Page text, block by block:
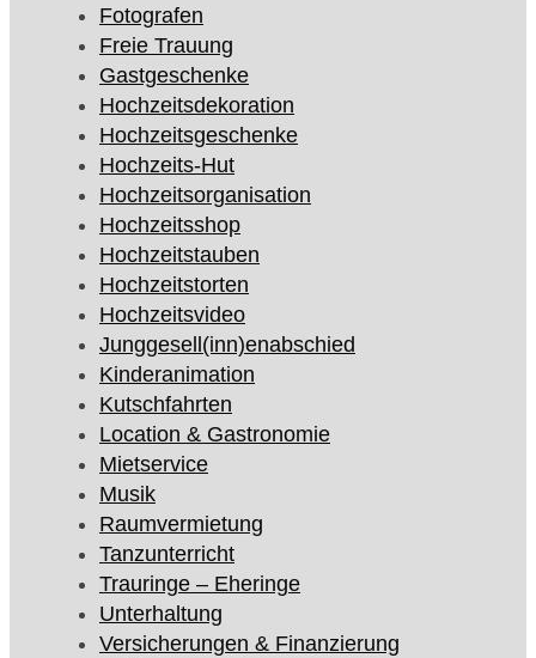
Fotografen
Freie Trauung
Gastgeschenke
Hochzeitsdekoration
Hochzeitsgeschenke
Hochzeits-Hut
Hochzeitsorganisation
Hochzeitsshop
Hochzeitstauben
Hochzeitstorten
Hochzeitsvideo
Junggesell(inn)enabschied
Kinderanimation
Kutschfahrten
Location & Gastronomie
Mietservice
Musik
Raumvermietung
Tanzunterricht
Trauringe – Eheringe
Unterhaltung
Versicherungen & Finanzierung